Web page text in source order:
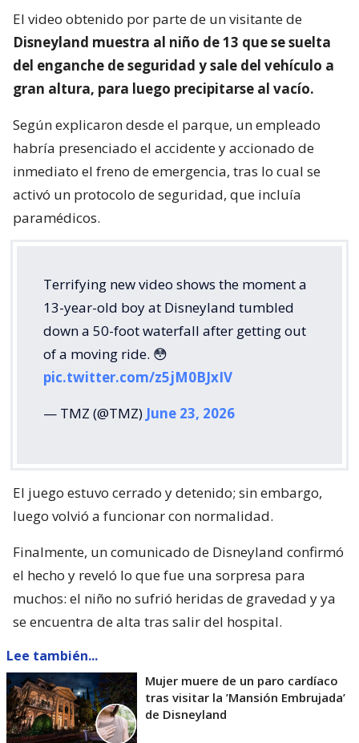
El video obtenido por parte de un visitante de
Disneyland muestra al niño de 13 que se suelta
del enganche de seguridad y sale del vehículo a
gran altura, para luego precipitarse al vacío.
Según explicaron desde el parque, un empleado
habría presenciado el accidente y accionado de
inmediato el freno de emergencia, tras lo cual se
activó un protocolo de seguridad, que incluía
paramédicos.
Terrifying new video shows the moment a
13-year-old boy at Disneyland tumbled
down a 50-foot waterfall after getting out
of a moving ride. 😳
pic.twitter.com/z5jM0BJxIV
— TMZ (@TMZ) June 23, 2026
El juego estuvo cerrado y detenido; sin embargo,
luego volvió a funcionar con normalidad.
Finalmente, un comunicado de Disneyland confirmó
el hecho y reveló lo que fue una sorpresa para
muchos: el niño no sufrió heridas de gravedad y ya
se encuentra de alta tras salir del hospital.
Lee también...
Mujer muere de un paro cardíaco
tras visitar la ’Mansión Embrujada’
de Disneyland